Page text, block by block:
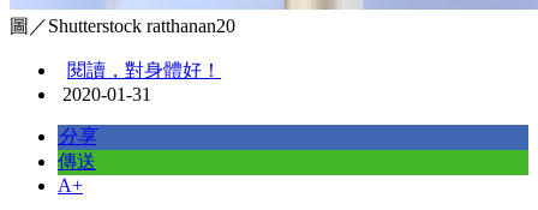
圖／Shutterstock ratthanan20
閱讀，對身體好！
2020-01-31
分享
傳送
A+